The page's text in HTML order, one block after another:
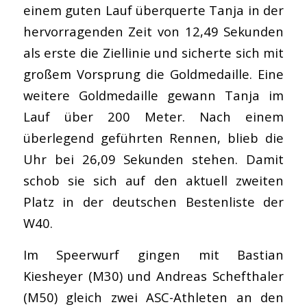
einem guten Lauf überquerte Tanja in der
hervorragenden Zeit von 12,49 Sekunden
als erste die Ziellinie und sicherte sich mit
großem Vorsprung die Goldmedaille. Eine
weitere Goldmedaille gewann Tanja im
Lauf über 200 Meter. Nach einem
überlegend geführten Rennen, blieb die
Uhr bei 26,09 Sekunden stehen. Damit
schob sie sich auf den aktuell zweiten
Platz in der deutschen Bestenliste der
W40.
Im Speerwurf gingen mit Bastian
Kiesheyer (M30) und Andreas Schefthaler
(M50) gleich zwei ASC-Athleten an den